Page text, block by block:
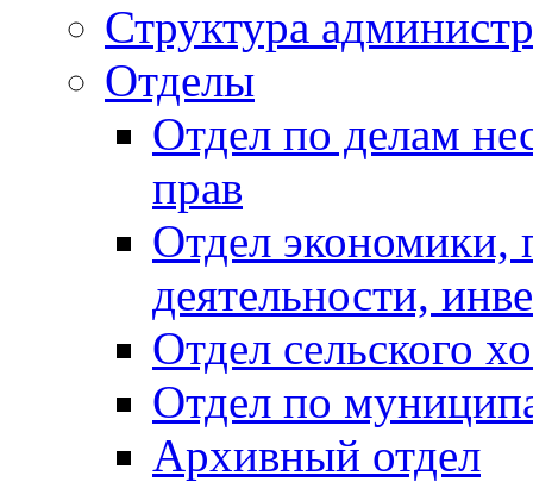
Структура
Отделы
Отдел по делам
прав
Отдел экономики,
деятельности,
Отдел сельского
Отдел по
Архивный отдел